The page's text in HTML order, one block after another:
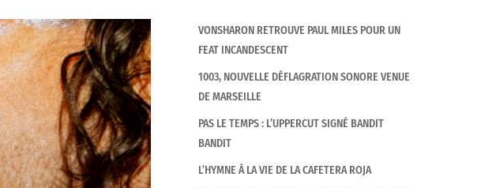
VONSHARON RETROUVE PAUL MILES POUR UN
FEAT INCANDESCENT
1003, NOUVELLE DÉFLAGRATION SONORE VENUE
DE MARSEILLE
PAS LE TEMPS : L’UPPERCUT SIGNÉ BANDIT
BANDIT
L’HYMNE À LA VIE DE LA CAFETERA ROJA